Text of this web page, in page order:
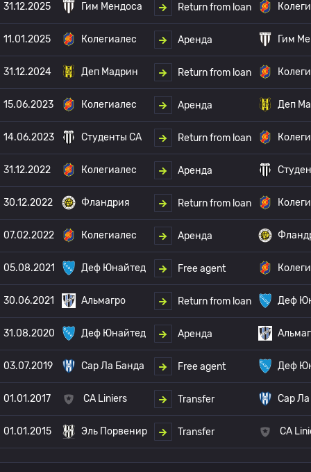
31.12.2025 Гим Мендоса Return from loan
11.01.2025 Колегиалес Аренда Гим
31.12.2024 Деп Мадрин Return from loan
15.06.2023 Колегиалес Аренда Деп
14.06.2023 Студенты CA Return from loan
31.12.2022 Колегиалес Аренда
30.12.2022 Фландрия Return from loan
07.02.2022 Колегиалес Аренда
05.08.2021 Деф Юнайтед Free agent
30.06.2021 Альмагро Return from loan Деф
31.08.2020 Деф Юнайтед Аренда
03.07.2019 Сар Ла Банда Free agent Деф
01.01.2017 CA Liniers Transfer Сар
01.01.2015 Эль Порвенир Transfer CA